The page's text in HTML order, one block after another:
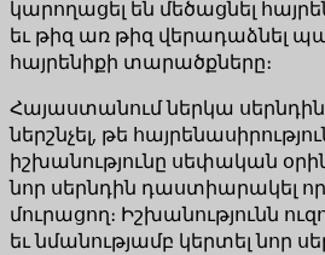
կարողացել են մեծացնել
եւ թիզ առ թիզ վերադաձնել
հայրենիքի տարածքները։
Հայաստանում ներկա սերնդին
ներշնչել, թե
իշխանությունը սեփական
նոր սերնդին դաստիարակել
մուրացող։ Իշխանությունն
եւ նմանությամբ կերտել նոր